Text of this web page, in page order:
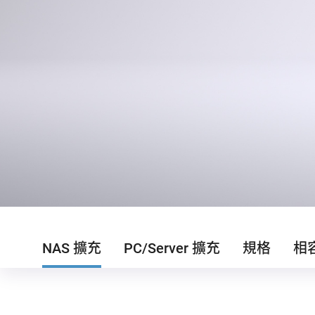
NAS 擴充 PC/Server 擴充 規格 相